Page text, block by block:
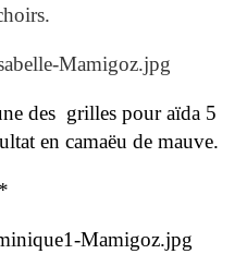
des grilles pour aïda 5
en camaëu de mauve.
*